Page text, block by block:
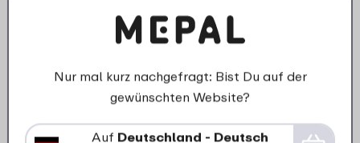
Nur mal kurz nachgefragt: Bist Du auf der
gewünschten Website?
Auf Deutschland - Deutsch